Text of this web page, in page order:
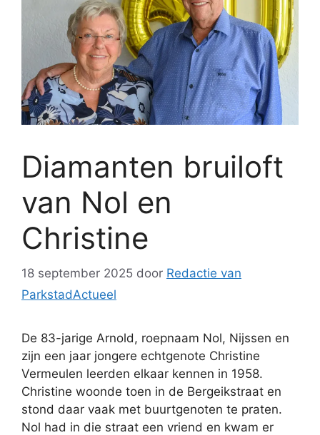
Diamanten bruiloft
van Nol en
Christine
18 september 2025 door Redactie van
ParkstadActueel
De 83-jarige Arnold, roepnaam Nol, Nijssen en
zijn een jaar jongere echtgenote Christine
Vermeulen leerden elkaar kennen in 1958.
Christine woonde toen in de Bergeikstraat en
stond daar vaak met buurtgenoten te praten.
Nol had in die straat een vriend en kwam er